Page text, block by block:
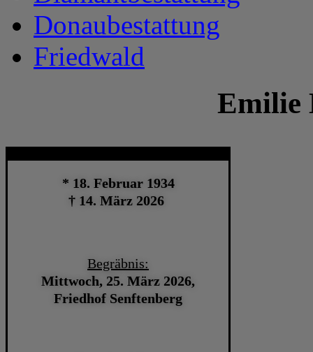
Donaubestattung
Friedwald
Emilie
* 18. Februar 1934
† 14. März 2026
Begräbnis:
Mittwoch, 25. März 2026,
Friedhof Senftenberg